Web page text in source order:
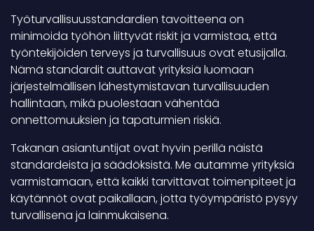
Työturvallisuusstandardien tavoitteena on
minimoida työhön liittyvät riskit ja varmistaa, että
työntekijöiden terveys ja turvallisuus ovat etusijalla.
Nämä standardit auttavat yrityksiä luomaan
järjestelmällisen lähestymistavan turvallisuuden
hallintaan, mikä puolestaan vähentää
onnettomuuksien ja tapaturmien riskiä.
Takanan asiantuntijat ovat hyvin perillä näistä
standardeista ja säädöksistä. Me autamme yrityksiä
varmistamaan, että kaikki tarvittavat toimenpiteet ja
käytännöt ovat paikallaan, jotta työympäristö pysyy
turvallisena ja lainmukaisena.